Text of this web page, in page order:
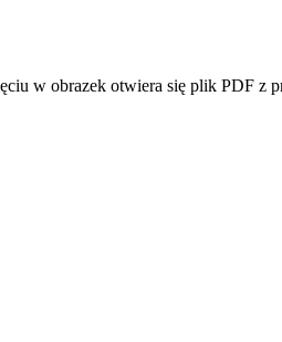
w obrazek otwiera się plik PDF z